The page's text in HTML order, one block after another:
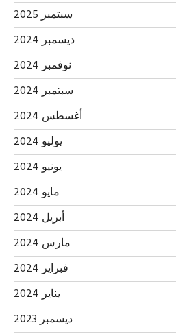
سبتمبر 2025
ديسمبر 2024
نوفمبر 2024
سبتمبر 2024
أغسطس 2024
يوليو 2024
يونيو 2024
مايو 2024
أبريل 2024
مارس 2024
فبراير 2024
يناير 2024
ديسمبر 2023